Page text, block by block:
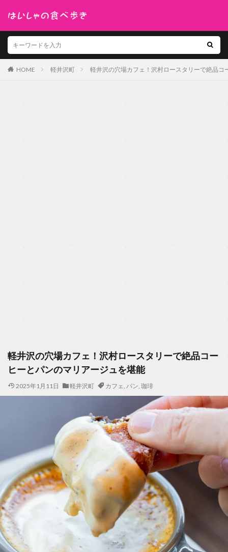
HOME 軽井沢町 軽井沢の穴場カフェ！沢村ロースタリーで絶品コ
軽井沢の穴場カフェ！沢村ロースタリーで絶品コー
ヒーとパンのマリアージュを堪能
2025年1月11日 軽井沢町 カフェ, パン, 珈琲